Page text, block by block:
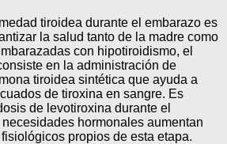
tiroidea durante el embarazo es
la salud tanto de la madre como
con hipotiroidismo, el
en la administración de
tiroidea sintética que ayuda a
de tiroxina en sangre. Es
de levotiroxina durante el
hormonales aumentan
propios de esta etapa.